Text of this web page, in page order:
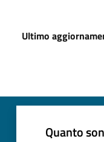
Ultimo
Quanto